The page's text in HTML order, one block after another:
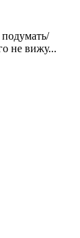
не вижу...